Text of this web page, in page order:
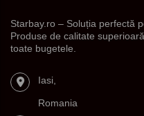
Starbay.ro – Soluția perfectă
Produse de calitate
toate bugetele.
Iasi,
Romania